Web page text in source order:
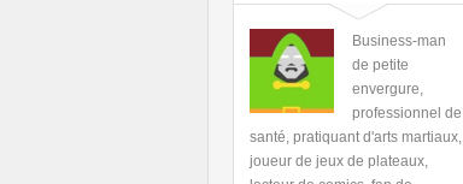
Business-man
de petite
envergure,
professionnel de
santé, pratiquant d'arts martiaux,
joueur de jeux de plateaux,